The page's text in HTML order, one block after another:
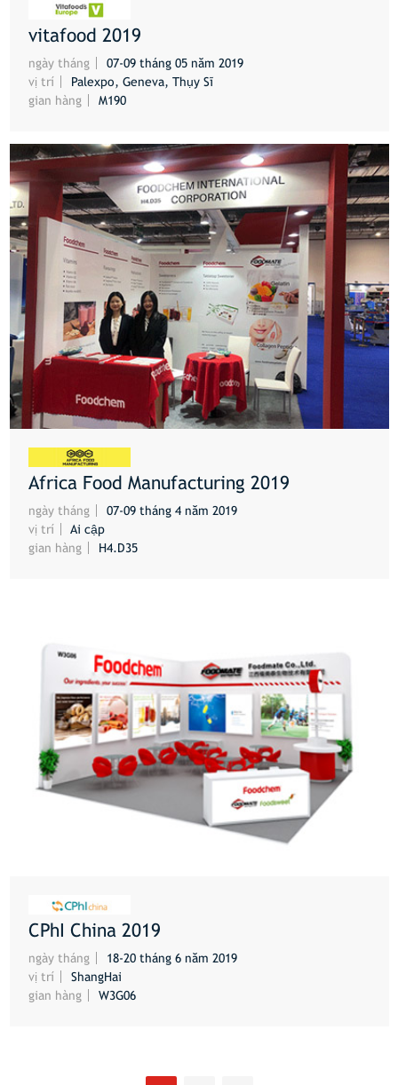
vitafood 2019
ngày tháng
07-09 tháng 05 năm 2019
vị trí
Palexpo, Geneva, Thụy Sĩ
gian hàng
M190
HƠN
Africa Food Manufacturing 2019
ngày tháng
07-09 tháng 4 năm 2019
vị trí
Ai cập
gian hàng
H4.D35
CPhI China 2019
ngày tháng
18-20 tháng 6 năm 2019
vị trí
ShangHai
gian hàng
W3G06